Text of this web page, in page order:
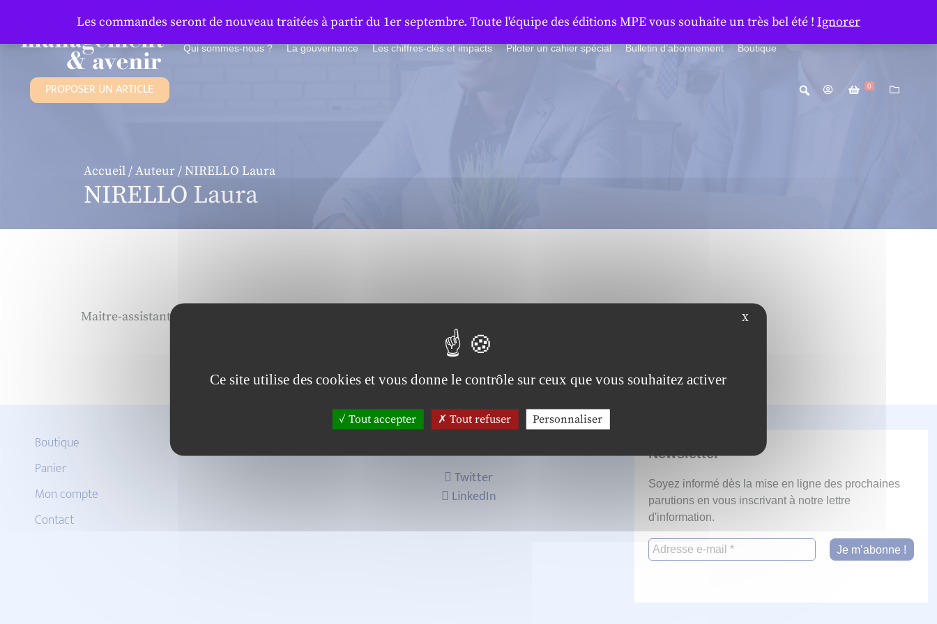
Qui sommes-nous ? La gouvernance Les chiffres-clés et impacts Piloter un cahier spécial Bulletin d’abonnement Boutique
PROPOSER UN ARTICLE 0
Accueil/Auteur/ NIRELLO Laura
NIRELLO Laura
Maitre-assistante en économie, Laboratoire CLERSE, IMT Nord Europe
Boutique
Panier
Mon compte
Contact
Twitter
LinkedIn
Newsletter
Soyez informé dès la mise en ligne des prochaines
parutions en vous inscrivant à notre lettre
d'information.
Les commandes seront de nouveau traitées à partir du 1er septembre. Toute l'équipe des éditions MPE vous souhaite un très bel été ! Ignorer
X
Ce site utilise des cookies et vous donne le contrôle sur ceux que vous souhaitez activer
Tout accepter Tout refuser Personnaliser